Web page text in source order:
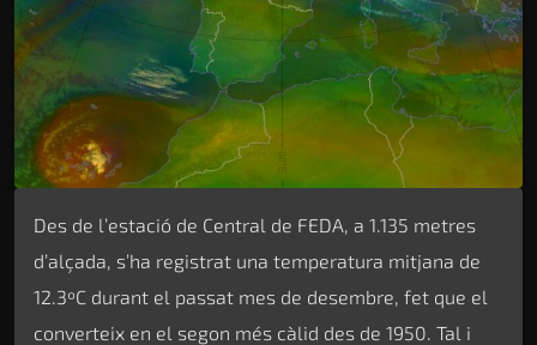
Des de l’estació de Central de FEDA, a 1.135 metres
d’alçada, s’ha registrat una temperatura mitjana de
12.3ºC durant el passat mes de desembre, fet que el
converteix en el segon més càlid des de 1950. Tal i